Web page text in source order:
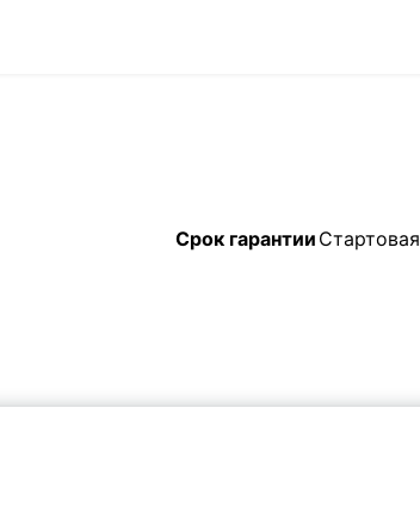
Срок гарантии Стартовая